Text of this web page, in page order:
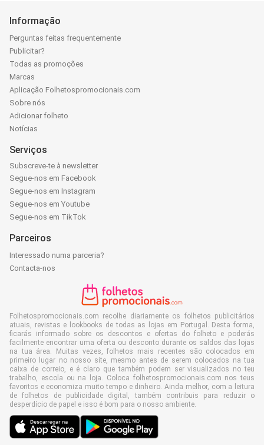
Informação
Perguntas feitas frequentemente
Publicitar?
Todas as promoções
Marcas
Aplicação Folhetospromocionais.com
Sobre nós
Adicionar folheto
Notícias
Serviços
Subscreve-te à newsletter
Segue-nos em Facebook
Segue-nos em Instagram
Segue-nos em Youtube
Segue-nos em TikTok
Parceiros
Interessado numa parceria?
Contacta-nos
Folhetospromocionais.com recolhe diariamente os folhetos publicitários
atuais, revistas e lookbooks de todas as lojas em Portugal. Desta forma,
ficarás informado sobre os descontos e ofertas do folheto e poderás
facilmente encontrar uma oferta ou desconto durante os saldos das lojas
na tua área. Muitas vezes, folhetos mais recentes são colocados em
primeiro lugar no nosso site, mesmo antes de serem colocados na tua
caixa de correio, e é claro que também podem ser visualizados no teu
trabalho, escola ou na loja. Coloca folhetospromocionais.com nos teus
favoritos e economiza muito tempo e dinheiro. Ainda melhor, com a leitura
de folhetos de publicidade digital, também contribuis para reduzir o
desperdício de papel e isso é bom para o nosso ambiente.